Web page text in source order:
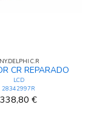
C.R
CR REPARADO
LCD
28342997R
338,80 €